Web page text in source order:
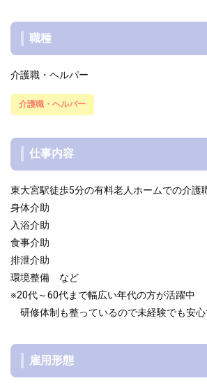
職種
介護職・ヘルパー
介護職・ヘルパー
仕事内容
東大宮駅徒歩5分の有料老人ホームでの介護
身体介助
入浴介助
食事介助
排泄介助
環境整備 など
※20代～60代まで幅広い年代の方が活躍中
研修体制も整っているので未経験でも安心
雇用形態